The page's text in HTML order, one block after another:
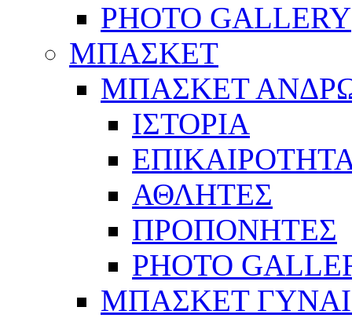
PHOTO GALLERY
ΜΠΑΣΚΕΤ
ΜΠΑΣΚΕΤ
ΙΣΤΟΡΙΑ
ΑΘΛΗΤΕΣ
ΠΡΟΠΟΝΗΤΕΣ
PHOTO
ΜΠΑΣΚΕΤ